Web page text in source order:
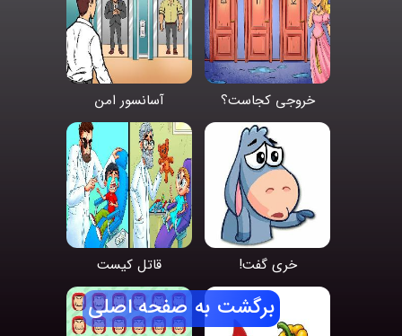
خروجی کجاست؟ آسانسور امن
خری گفت! قاتل کیست
برگشت به صفحه اصلی